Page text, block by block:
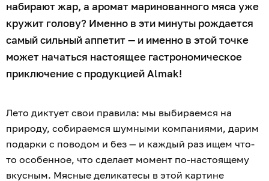
набирают жар, а аромат маринованного мяса уже
кружит голову? Именно в эти минуты рождается
самый сильный аппетит — и именно в этой точке
может начаться настоящее гастрономическое
приключение с продукцией Almak!
Лето диктует свои правила: мы выбираемся на
природу, собираемся шумными компаниями, дарим
подарки с поводом и без — и каждый раз ищем что-
то особенное, что сделает момент по-настоящему
вкусным. Мясные деликатесы в этой картине